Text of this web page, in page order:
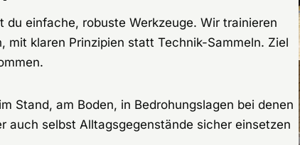
einfache, robuste Werkzeuge. Wir trainieren
mit klaren Prinzipien statt Technik-Sammeln. Ziel
Stand, am Boden, in Bedrohungslagen bei denen
auch selbst Alltagsgegenstände sicher einsetzen